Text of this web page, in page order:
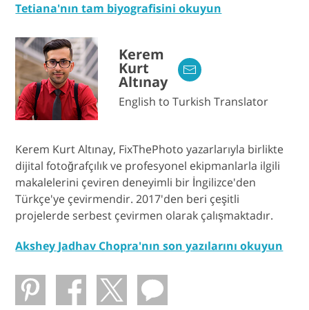
Tetiana'nın tam biyografisini okuyun
Kerem
Kurt
Altınay
English to Turkish Translator
Kerem Kurt Altınay, FixThePhoto yazarlarıyla birlikte
dijital fotoğrafçılık ve profesyonel ekipmanlarla ilgili
makalelerini çeviren deneyimli bir İngilizce'den
Türkçe'ye çevirmendir. 2017'den beri çeşitli
projelerde serbest çevirmen olarak çalışmaktadır.
Akshey Jadhav Chopra'nın son yazılarını okuyun